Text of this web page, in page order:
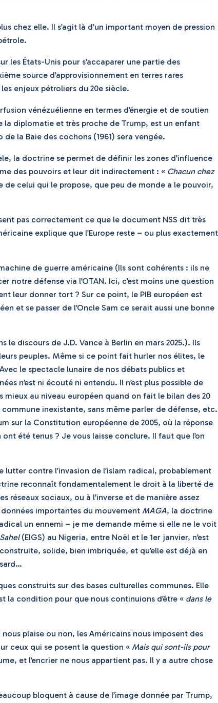
chez elle. Il s’agit là d’un important moyen de pression
les États-Unis pour s’accaparer une partie des
source d’approvisionnement en terres rares
enjeux pétroliers du 20e siècle.
vénézuélienne en termes d’énergie et de soutien
la diplomatie et très proche de Trump, est un enfant
la Baie des cochons (1961) sera vengée.
la doctrine se permet de définir les zones d’influence
des pouvoirs et leur dit indirectement : « Chacun chez
celui qui le propose, que peu de monde a le pouvoir,
pas correctement ce que le document NSS dit très
explique que l’Europe reste – ou plus exactement
de guerre américaine (Ils sont cohérents : ils ne
notre défense via l’OTAN. Ici, c’est moins une question
leur donner tort ? Sur ce point, le PIB européen est
et se passer de l’Oncle Sam ce serait aussi une bonne
le discours de J.D. Vance à Berlin en mars 2025.). Ils
peuples. Même si ce point fait hurler nos élites, le
le spectacle lunaire de nos débats publics et
n’est ni écouté ni entendu. Il n’est plus possible de
au niveau européen quand on fait le bilan des 20
inexistante, sans même parler de défense, etc.
sur la Constitution européenne de 2005, où la réponse
été tenus ? Je vous laisse conclure. Il faut que l’on
contre l’invasion de l’islam radical, probablement
reconnaît fondamentalement le droit à la liberté de
réseaux sociaux, ou à l’inverse et de manière assez
importantes du mouvement MAGA, la doctrine
un ennemi – je me demande même si elle ne le voit
(EIGS) au Nigeria, entre Noël et le 1er janvier, n’est
solide, bien imbriquée, et qu’elle est déjà en
construits sur des bases culturelles communes. Elle
la condition pour que nous continuions d’être « dans le
plaise ou non, les Américains nous imposent des
ceux qui se posent la question « Mais qui sont-ils pour
et l’encrier ne nous appartient pas. Il y a autre chose
bloquent à cause de l’image donnée par Trump,